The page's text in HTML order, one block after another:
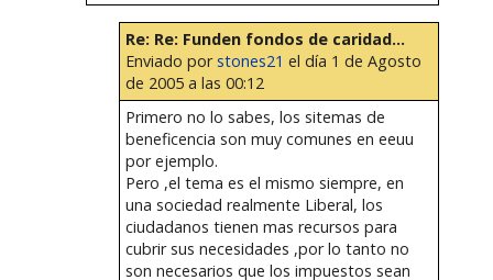
Re: Re: Funden fondos de caridad...
Enviado porstones21 el día 1 de Agosto
de 2005 a las 00:12
Primero no lo sabes, los sitemas de
beneficencia son muy comunes en eeuu
por ejemplo.
Pero ,el tema es el mismo siempre, en
una sociedad realmente Liberal, los
ciudadanos tienen mas recursos para
cubrir sus necesidades ,por lo tanto no
son necesarios que los impuestos sean